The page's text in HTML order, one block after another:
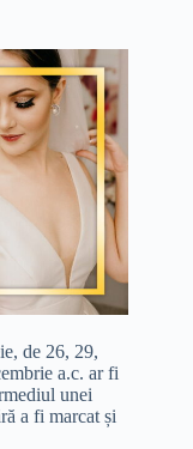
de 26, 29,
a.c. ar fi
unei
a fi marcat și